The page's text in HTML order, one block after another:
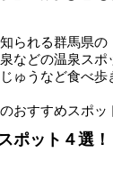
られる群馬県
などの温泉スポ
ゅうなど食べ歩
おすすめスポッ
ポット４選！